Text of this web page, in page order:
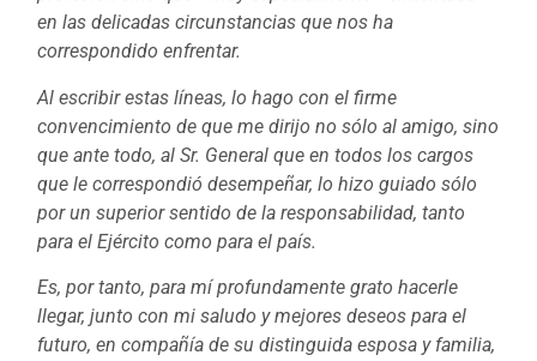
en las delicadas circunstancias que nos ha
correspondido enfrentar.
Al escribir estas líneas, lo hago con el firme
convencimiento de que me dirijo no sólo al amigo, sino
que ante todo, al Sr. General que en todos los cargos
que le correspondió desempeñar, lo hizo guiado sólo
por un superior sentido de la responsabilidad, tanto
para el Ejército como para el país.
Es, por tanto, para mí profundamente grato hacerle
llegar, junto con mi saludo y mejores deseos para el
futuro, en compañía de su distinguida esposa y familia,